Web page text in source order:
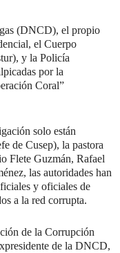
(DNCD), el propio
el Cuerpo
y la Policía
por la
Coral”
solo están
de Cusep), la pastora
Flete Guzmán, Rafael
las autoridades han
y oficiales de
a la red corrupta.
de la Corrupción
de la DNCD,